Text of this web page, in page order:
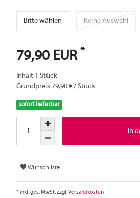
Bitte wählen Keine Auswahl
79,90 EUR *
Inhalt 1 Stück
Grundpreis 79,90 € / Stück
sofort lieferbar
In
Wunschliste
* inkl. ges. MwSt. zzgl.Versandkosten